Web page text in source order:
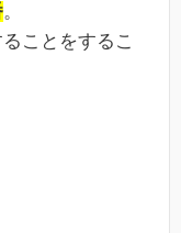
。
ことをするこ